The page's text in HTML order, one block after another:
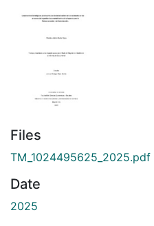
Files
TM_1024495625_2025.pdf
Date
2025